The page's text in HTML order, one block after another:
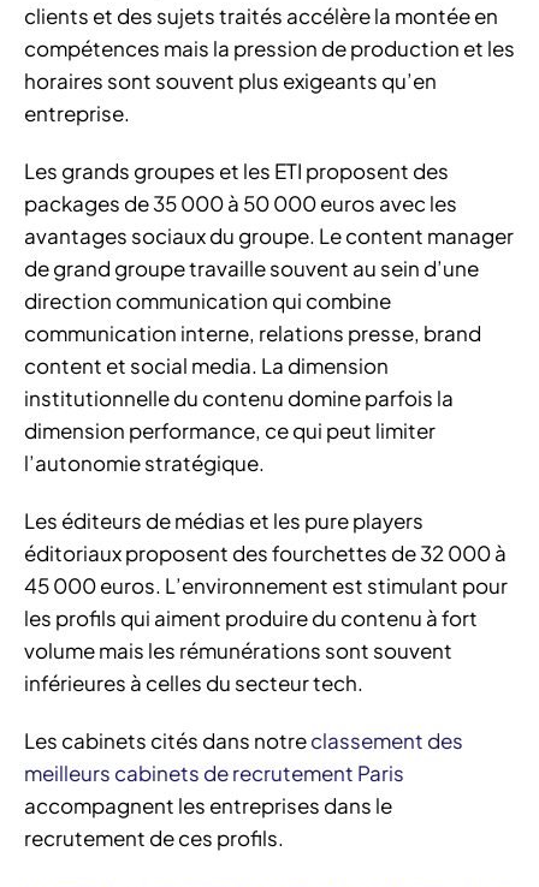
clients et des sujets traités accélère la montée en
compétences mais la pression de production et les
horaires sont souvent plus exigeants qu’en
entreprise.
Les grands groupes et les ETI proposent des
packages de 35 000 à 50 000 euros avec les
avantages sociaux du groupe. Le content manager
de grand groupe travaille souvent au sein d’une
direction communication qui combine
communication interne, relations presse, brand
content et social media. La dimension
institutionnelle du contenu domine parfois la
dimension performance, ce qui peut limiter
l’autonomie stratégique.
Les éditeurs de médias et les pure players
éditoriaux proposent des fourchettes de 32 000 à
45 000 euros. L’environnement est stimulant pour
les profils qui aiment produire du contenu à fort
volume mais les rémunérations sont souvent
inférieures à celles du secteur tech.
Les cabinets cités dans notreclassement des
meilleurs cabinets de recrutement Paris
accompagnent les entreprises dans le
recrutement de ces profils.